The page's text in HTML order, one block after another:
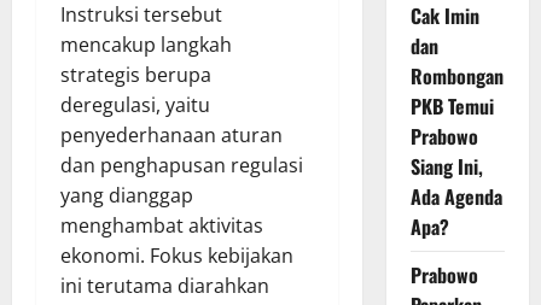
Instruksi tersebut
mencakup langkah
strategis berupa
deregulasi, yaitu
penyederhanaan aturan
dan penghapusan regulasi
yang dianggap
menghambat aktivitas
ekonomi. Fokus kebijakan
ini terutama diarahkan
Cak Imin
dan
Rombongan
PKB Temui
Prabowo
Siang Ini,
Ada Agenda
Apa?
Prabowo